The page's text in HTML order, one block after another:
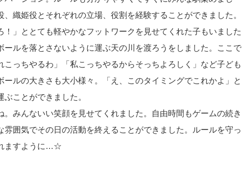
織姫役とそれぞれの立場、役割を経験することができました。
」ととても軽やかなフットワークを見せてくれた子もいました
ールを落とさないように運ぶ天の川を渡ろうをしました。ここで
っちやるわ」「私こっちやるからそっちよろしく」など子ども
ルの大きさも大小様々。「え、このタイミングでこれかよ」と
ことができました。
みんないい笑顔を見せてくれました。自由時間もゲームの続き
囲気でその日の活動を終えることができました。ルールを守っ
ますように…☆